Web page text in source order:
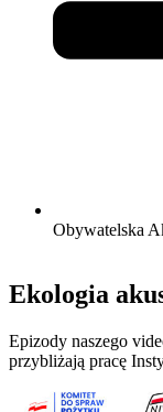
Obywatelska
Ekologia
Epizody naszego
przybliżają pracę